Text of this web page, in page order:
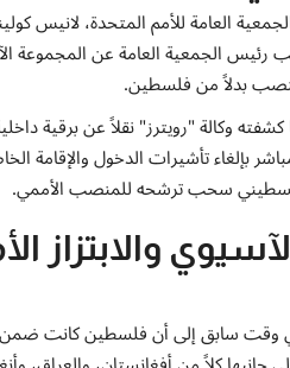
العامة للأمم المتحدة، لانيس
الجمعية العامة عن المجموعة
بدلاً من فلسطين.
وكالة "رويترز" نقلاً عن برقية داخلية
بإلغاء تأشيرات الدخول والإقامة
سحب ترشحه للمنصب الأممي.
والابتزاز
وقت سابق إلى أن فلسطين كانت ضمن